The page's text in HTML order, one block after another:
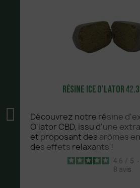
Résine Ice O'Lator
Découvrez notre résine
O'lator CBD, issu d'une
et proposant des arômes
des effets relaxants !
4.6 / 5 -
8 avis